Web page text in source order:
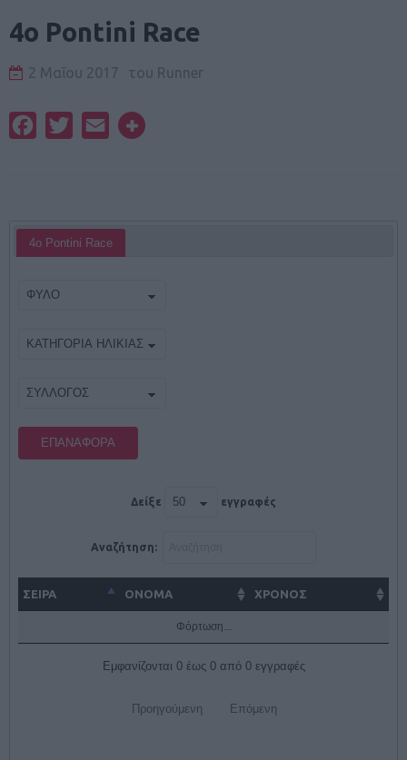
4o Pontini Race
2 Μαΐου 2017 του Runner
FacebookTwitterEmail
4o Pontini Race
ΕΠΑΝΑΦΟΡΆ
Δείξε εγγραφές
Αναζήτηση:
ΣΕΙΡΑ ΌΝΟΜΑ ΧΡΟΝΟΣ
Φόρτωση...
Εμφανίζονται 0 έως 0 από 0 εγγραφές
Προηγούμενη Επόμενη